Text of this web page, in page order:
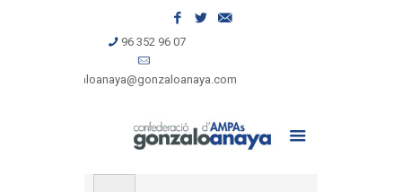
96 352 96 07
gonzaloanaya@gonzaloanaya.com